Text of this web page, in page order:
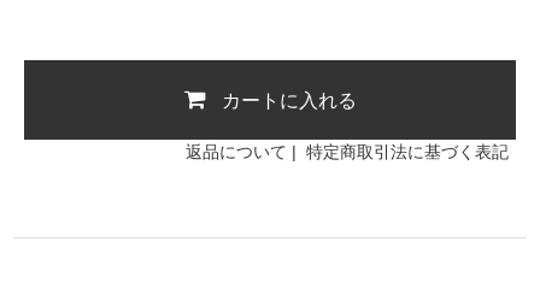
カートに入れる
返品について | 特定商取引法に基づく表記